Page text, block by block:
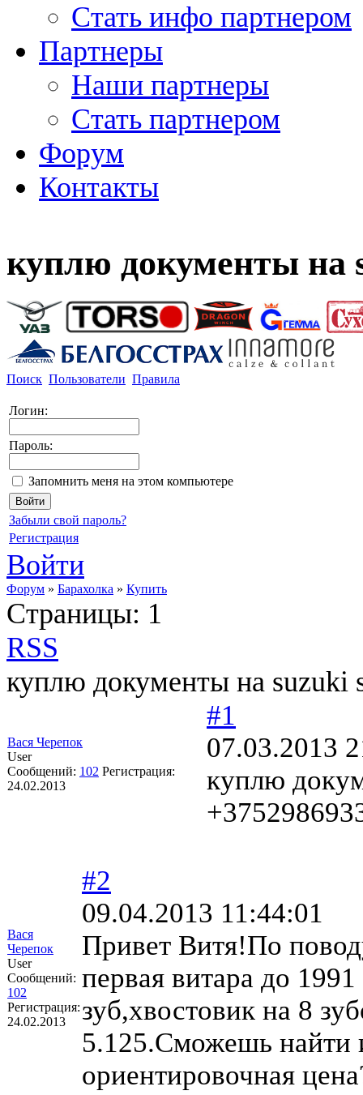
Стать инфо партнером
Партнеры
Наши партнеры
Стать партнером
Форум
Контакты
куплю документы на
Поиск Пользователи Правила
Логин:
Пароль:
Запомнить меня на этом компьютере
Забыли свой пароль?
Регистрация
Войти
Форум » Барахолка » Купить
Страницы: 1
RSS
куплю документы на suzuki
Вася Черепок
User
Сообщений: 102 Регистрация:
24.02.2013
#1
07.03.2013
куплю
Вася
Черепок
User
Сообщений:
102
Регистрация:
24.02.2013
#2
09.04.2013 11:44:01
Привет Витя!По
первая витара до
зуб,хвостовик на 8
5.125.Сможешь найти
ориентировочная